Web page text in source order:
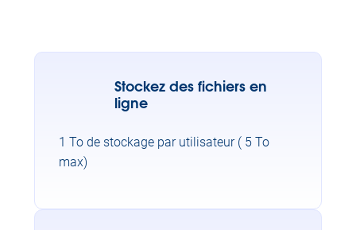
Stockez des fichiers en
ligne
1 To de stockage par utilisateur ( 5 To
max)